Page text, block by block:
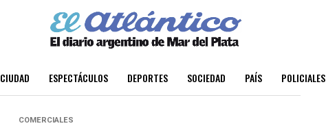
CIUDAD ESPECTÁCULOS DEPORTES SOCIEDAD PAÍS POLICIALES
COMERCIALES